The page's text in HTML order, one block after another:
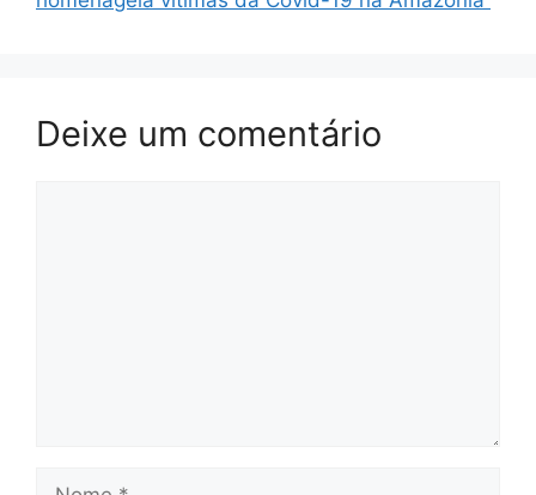
Deixe um comentário